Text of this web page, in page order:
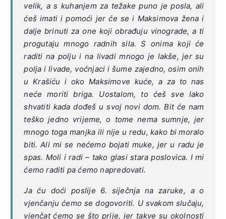
velik, a s kuhanjem za težake puno je posla, ali
ćeš imati i pomoći jer će se i Maksimova žena i
dalje brinuti za one koji obrađuju vinograde, a ti
progutaju mnogo radnih sila. S onima koji će
raditi na polju i na livadi mnogo je lakše, jer su
polja i livade, voćnjaci i šume zajedno, osim onih
u Krašiću i oko Maksimove kuće, a za to nas
neće moriti briga. Uostalom, to ćeš sve lako
shvatiti kada dođeš u svoj novi dom. Bit će nam
teško jedno vrijeme, o tome nema sumnje, jer
mnogo toga manjka ili nije u redu, kako bi moralo
biti. Ali mi se nećemo bojati muke, jer u radu je
spas. Moli i radi – tako glasi stara poslovica. I mi
ćemo raditi pa ćemo napredovati.
Ja ću doći poslije 6. siječnja na zaruke, a o
vjenčanju ćemo se dogovoriti. U svakom slučaju,
vjenčat ćemo se što prije, jer takve su okolnosti